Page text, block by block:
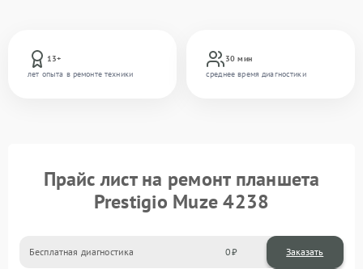
13+
лет опыта в ремонте техники
30 мин
среднее время диагностики
Прайс лист на ремонт планшета
Prestigio Muze 4238
Бесплатная диагностика 0 Заказать